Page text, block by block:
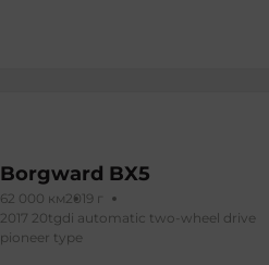
Borgward BX5
62 000 км2019 г
2017 20tgdi automatic two-wheel drive
pioneer type